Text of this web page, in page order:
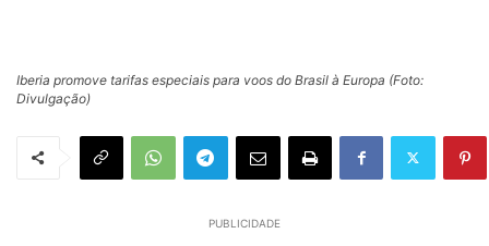
Iberia promove tarifas especiais para voos do Brasil à Europa (Foto:
Divulgação)
PUBLICIDADE